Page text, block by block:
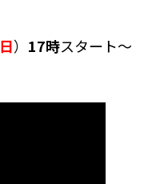
日） 17時スタート～